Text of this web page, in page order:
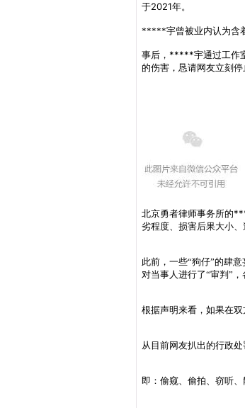
于2021年。
*****宇曾被业内认为含
事后，*****宇通过工作
的伤害，恳请网友立刻停
北京勇者律师事务所的
劣程度、损害后果大小
此前，一些“狗仔”的肆
对当事人进行了“审判”
根据声明来看，如果在
从目前网友扒出的行政
即：偷窥、偷拍、窃听、